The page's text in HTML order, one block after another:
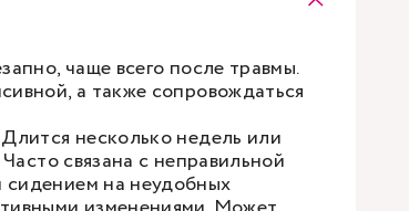
чаще всего после травмы.
а также сопровождаться
несколько недель или
связана с неправильной
на неудобных